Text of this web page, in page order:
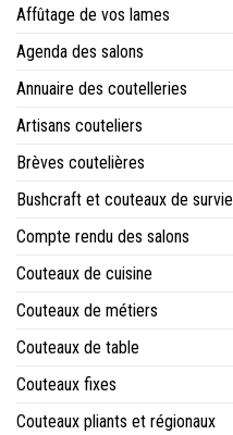
Affûtage de vos lames
Agenda des salons
Annuaire des coutelleries
Artisans couteliers
Brèves coutelières
Bushcraft et couteaux de survie
Compte rendu des salons
Couteaux de cuisine
Couteaux de métiers
Couteaux de table
Couteaux fixes
Couteaux pliants et régionaux